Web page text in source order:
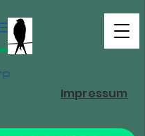
Impressum